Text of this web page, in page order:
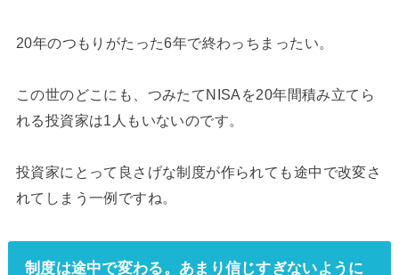
20年のつもりがたった6年で終わっちまったい。
この世のどこにも、つみたてNISAを20年間積み立てら
れる投資家は1人もいないのです。
投資家にとって良さげな制度が作られても途中で改変さ
れてしまう一例ですね。
制度は途中で変わる。あまり信じすぎないように